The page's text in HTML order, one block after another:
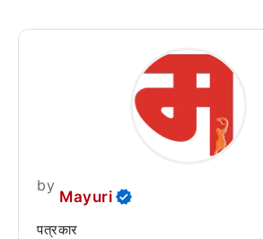
by
Mayuri
पत्रकार